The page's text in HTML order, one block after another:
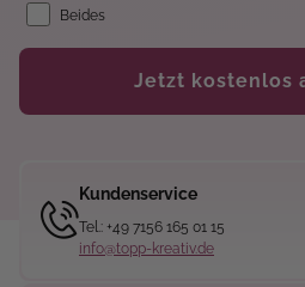
Beides
Jetzt kostenlos
Kundenservice
Tel.: +49 7156 165 01 15
info@topp-kreativ.de